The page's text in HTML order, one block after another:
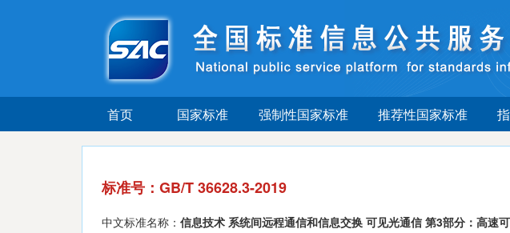
首页 国家标准 强制性国家标准 推荐性国家标准
标准号：GB/T 36628.3-2019
中文标准名称： 信息技术 系统间远程通信和信息交换 可见光通信 第3部分：高速